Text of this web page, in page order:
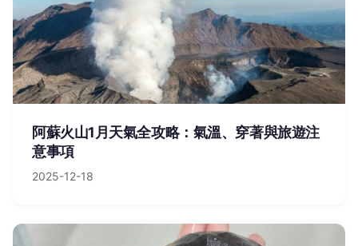
阿蘇火山1月天氣全攻略：氣溫、穿著與旅遊注
意事項
2025-12-18